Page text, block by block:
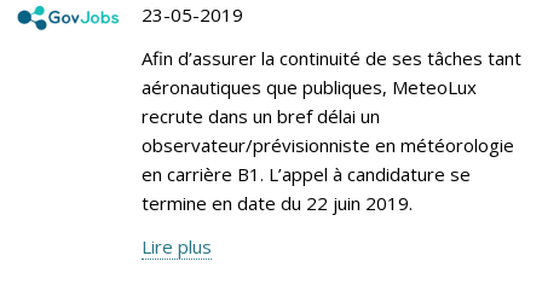
23-05-2019
Afin d’assurer la continuité de ses tâches tant
aéronautiques que publiques, MeteoLux
recrute dans un bref délai un
observateur/prévisionniste en météorologie
en carrière B1. L’appel à candidature se
termine en date du 22 juin 2019.
Lire plus